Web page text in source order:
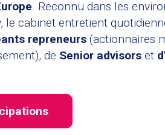
. Reconnu dans les
le cabinet entretient
repreneurs (actionnaires
de Senior advisors et